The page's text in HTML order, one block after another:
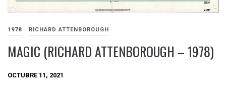
1978 RICHARD ATTENBOROUGH
MAGIC (RICHARD ATTENBOROUGH – 1978)
OCTUBRE 11, 2021